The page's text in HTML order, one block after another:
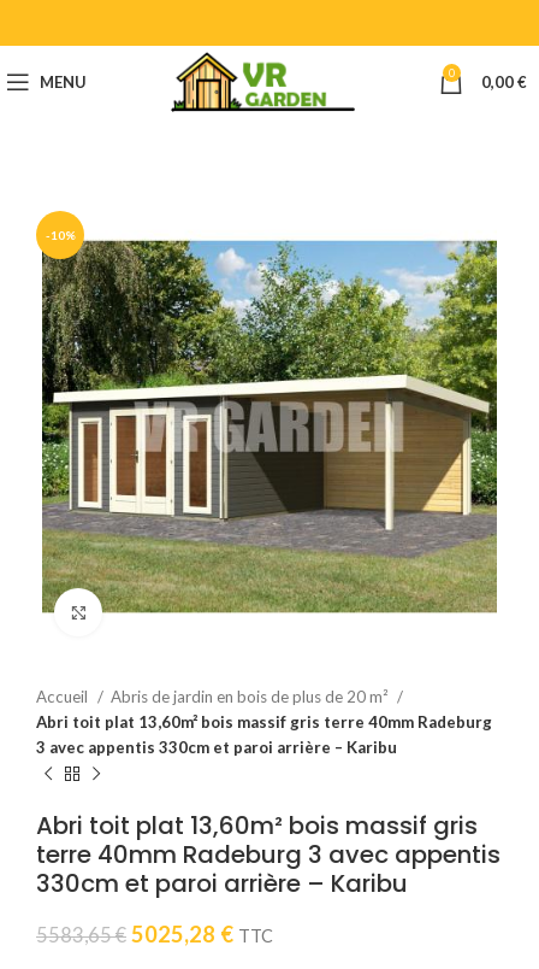
MENU 0 0,00€
-10%
Click to enlarge
Accueil
Abris de jardin en bois de plus de 20 m²
Abri toit plat 13,60m² bois massif gris terre 40mm Radeburg
3 avec appentis 330cm et paroi arrière – Karibu
Abri toit plat 13,60m² bois massif gris
terre 40mm Radeburg 3 avec appentis
330cm et paroi arrière – Karibu
5583,65€ Le
5025,28 €Le
TTC